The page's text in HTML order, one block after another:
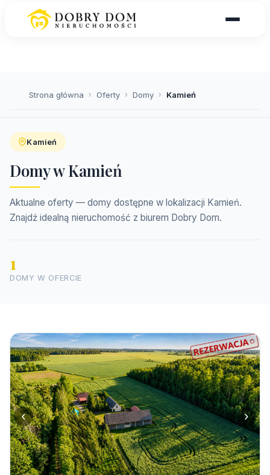
Strona główna › Oferty › Domy › Kamień
Kamień
Domy w Kamień
Aktualne oferty — domy dostępne w lokalizacji Kamień.
Znajdź idealną nieruchomość z biurem Dobry Dom.
1
DOMY W OFERCIE
‹ ›